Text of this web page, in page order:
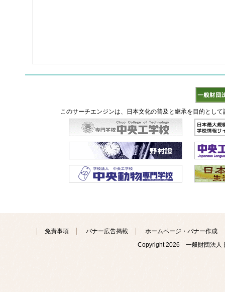
このサーチエンジンは、日本文化の普及と継承を目的とし
免責事項 バナー広告掲載
ホームページ・バナー作成
Copyright2026 一般財団法人